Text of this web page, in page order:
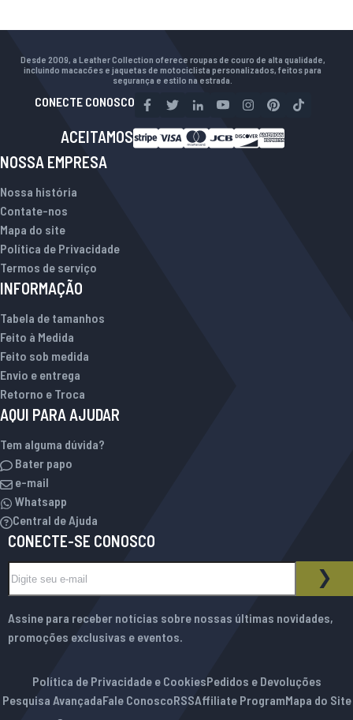
Desde 2009, a Leather Collection oferece roupas de couro de alta qualidade,
incluindo macacões e jaquetas de motociclista personalizados, feitos para
segurança e estilo na estrada.
CONECTE CONOSCO
ACEITAMOS
NOSSA EMPRESA
Nossa história
Contate-nos
Mapa do site
Política de Privacidade
Termos de serviço
INFORMAÇÃO
Tabela de tamanhos
Feito à Medida
Feito sob medida
Envio e entrega
Retorno e Troca
AQUI PARA AJUDAR
Tem alguma dúvida?
Bater papo
e-mail
Whatsapp
Central de Ajuda
CONECTE-SE CONOSCO
BOLETIM INFORMATIVO
Assine para receber notícias sobre nossas últimas novidades,
promoções exclusivas e eventos.
Política de Privacidade e CookiesPedidos e Devoluções
Pesquisa AvançadaFale ConoscoRSSAffiliate ProgramMapa do Site